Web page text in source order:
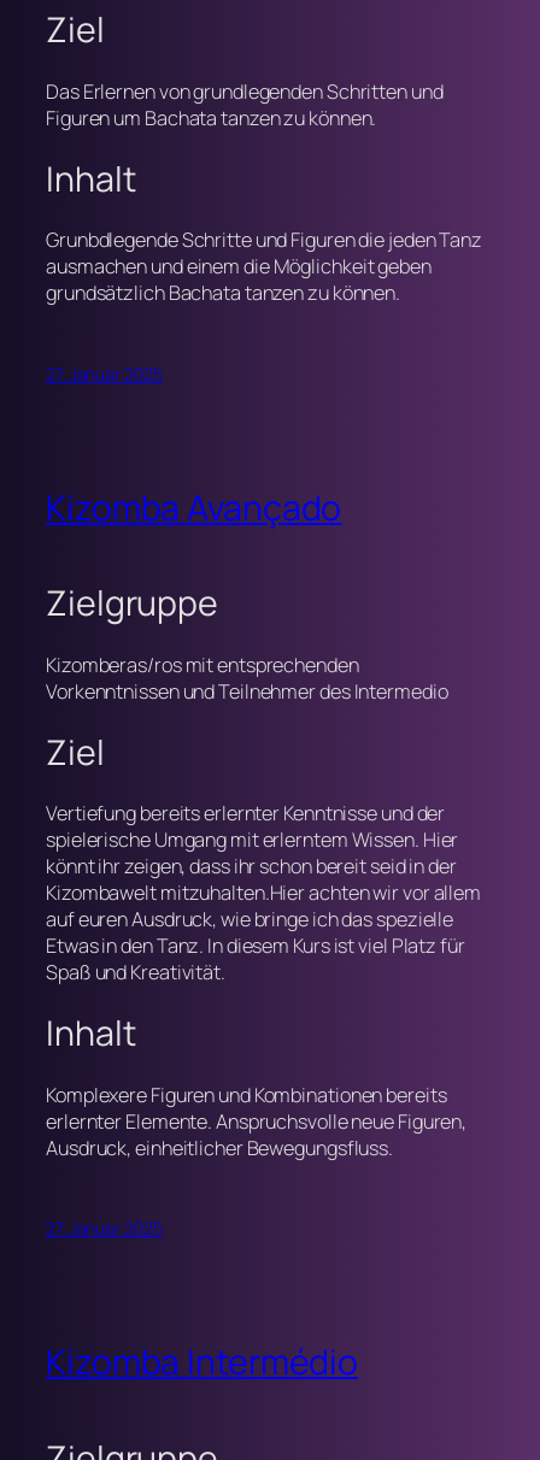
Ziel
Das Erlernen von grundlegenden Schritten und
Figuren um Bachata tanzen zu können.
Inhalt
Grunbdlegende Schritte und Figuren die jeden Tanz
ausmachen und einem die Möglichkeit geben
grundsätzlich Bachata tanzen zu können.
27. Januar 2025
Kizomba Avançado
Zielgruppe
Kizomberas/ros mit entsprechenden
Vorkenntnissen und Teilnehmer des Intermedio
Ziel
Vertiefung bereits erlernter Kenntnisse und der
spielerische Umgang mit erlerntem Wissen. Hier
könnt ihr zeigen, dass ihr schon bereit seid in der
Kizombawelt mitzuhalten.Hier achten wir vor allem
auf euren Ausdruck, wie bringe ich das spezielle
Etwas in den Tanz. In diesem Kurs ist viel Platz für
Spaß und Kreativität.
Inhalt
Komplexere Figuren und Kombinationen bereits
erlernter Elemente. Anspruchsvolle neue Figuren,
Ausdruck, einheitlicher Bewegungsfluss.
27. Januar 2025
Kizomba Intermédio